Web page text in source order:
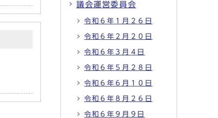
議会運営委員会
令和６年１月２６日
令和６年２月２０日
令和６年３月４日
令和６年５月２８日
令和６年６月１０日
令和６年８月２６日
令和６年９月９日